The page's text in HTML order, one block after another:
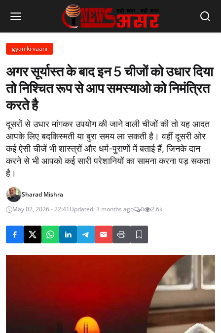
gyan ki vaani
अगर सूर्यास्त के बाद इन 5 चीजों को उधार दिया
तो निश्चित रूप से आप समस्याओ को निमंत्रित
करते है
दूसरों से उधार मांगकर उपयोग की जाने वाली चीजों की तो यह आदत
आपके लिए बदकिस्मती या बुरा समय ला सकती है। वहीं दूसरी ओर
कई ऐसी चीजें भी शास्त्रों और धर्म-पुराणों में बताई हैं, जिनके दान
करने से भी आपको कई सारी परेशानियों का सामना करना पड़ सकता
है।
Sharad Mishra
May 02, 2026 - 22:41Updated: 3 months ago 0 2.6k